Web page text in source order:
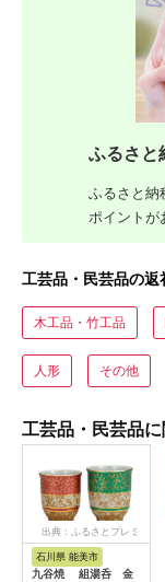
ふるさと
ふるさと納
ポイントが
工芸品・民芸品の返
木工品・竹工品
人形 その他
工芸品・民芸品
出典：ふるさとプレミ
石川県 能美市
九谷焼 組湯呑 金